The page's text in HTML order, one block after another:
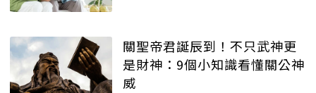
關聖帝君誕辰到！不只武神更
是財神：9個小知識看懂關公神
威